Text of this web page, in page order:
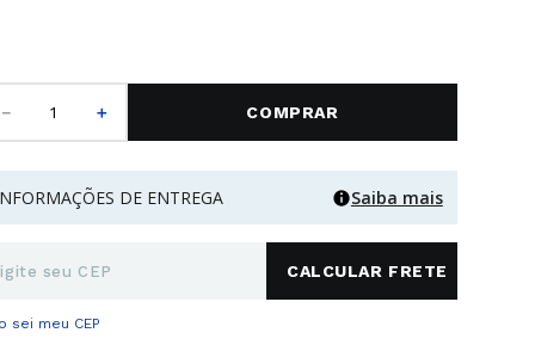
＋ COMPRAR
DE ENTREGA Saiba mais
sei meu CEP